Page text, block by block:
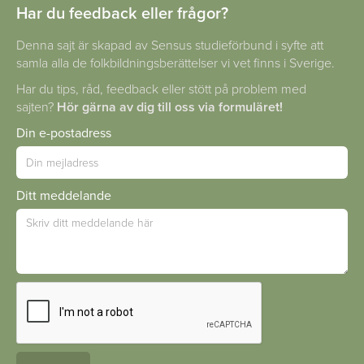
Har du feedback eller frågor?
Denna sajt är skapad av Sensus studieförbund i syfte att
samla alla de folkbildningsberättelser vi vet finns i Sverige.
Har du tips, råd, feedback eller stött på problem med
sajten? Hör gärna av dig till oss via formuläret!
Din e-postadress
Ditt meddelande